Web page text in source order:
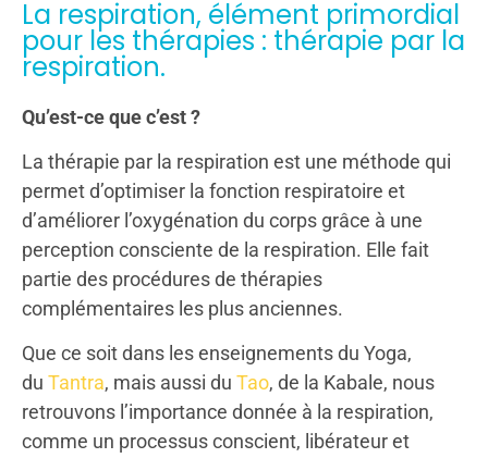
La respiration, élément primordial
pour les thérapies : thérapie par la
respiration.
Qu’est-ce que c’est ?
La thérapie par la respiration est une méthode qui
permet d’optimiser la fonction respiratoire et
d’améliorer l’oxygénation du corps grâce à une
perception consciente de la respiration. Elle fait
partie des procédures de thérapies
complémentaires les plus anciennes.
Que ce soit dans les enseignements du Yoga,
du Tantra, mais aussi du Tao, de la Kabale, nous
retrouvons l’importance donnée à la respiration,
comme un processus conscient, libérateur et